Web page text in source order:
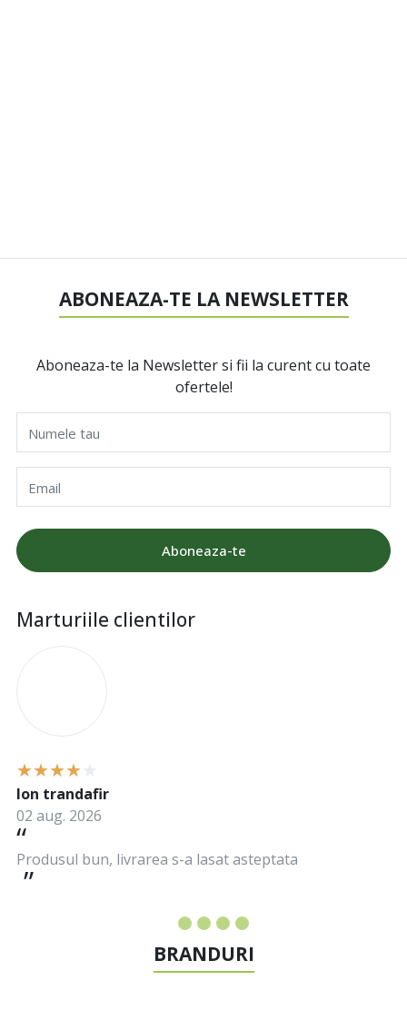
ABONEAZA-TE LA NEWSLETTER
Aboneaza-te la Newsletter si fii la curent cu toate
ofertele!
Numele tau
Email
Aboneaza-te
Marturiile clientilor
Produsul bun, livrarea s-a lasat asteptata
Ion trandafir
02 aug. 2026
BRANDURI